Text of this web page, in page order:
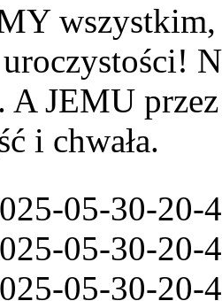
JEMU
i chwała.
05-30-20-
05-30-20-
05-30-20-